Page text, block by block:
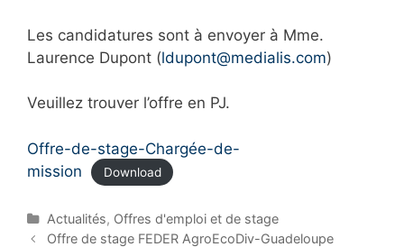
Les candidatures sont à envoyer à Mme.
Laurence Dupont (ldupont@medialis.com)
Veuillez trouver l’offre en PJ.
Offre-de-stage-Chargée-de-
mission
Download
C
a
Actualités, Offres d'emploi et de stage
P
Offre de stage FEDER AgroEcoDiv-Guadeloupe